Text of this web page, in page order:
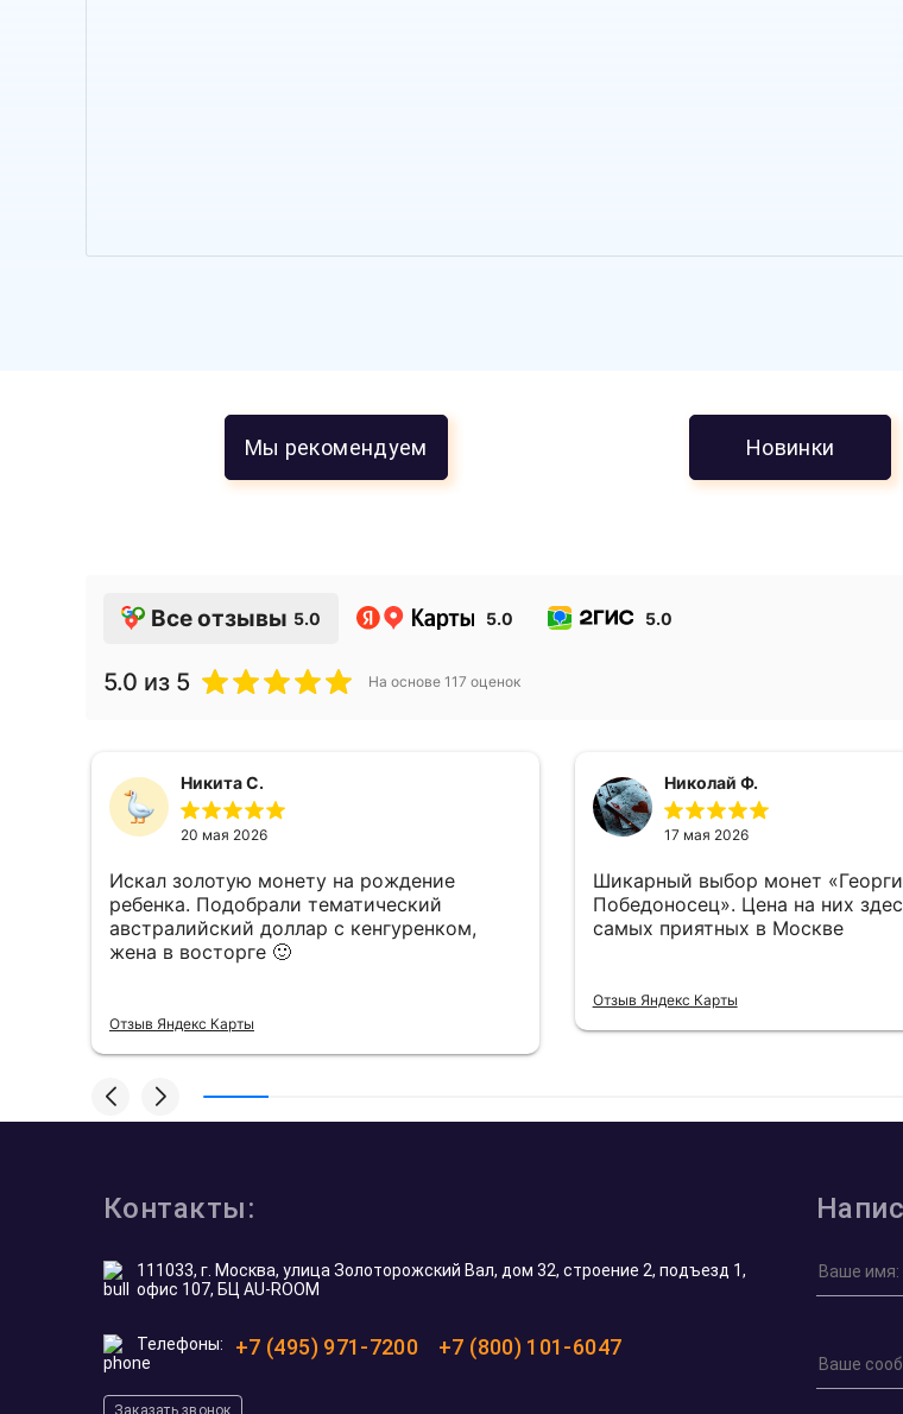
Мы рекомендуем Новинки
Все отзывы 5.0 5.0 5.0
5.0 из 5 На основе 117 оценок
Никита С.
20 мая 2026
Искал золотую монету на рождение
ребенка. Подобрали тематический
австралийский доллар с кенгуренком,
жена в восторге 🙂
Отзыв Яндекс Карты
Николай Ф.
17 мая 2026
Шикарный выбор монет
Победоносец». Цена на них
самых приятных в Москве
Отзыв Яндекс Карты
Контакты:
111033, г. Москва, улица Золоторожский Вал, дом 32, строение 2, подъезд 1,
офис 107, БЦ AU-ROOM
Телефоны: +7 (495) 971-7200 +7 (800) 101-6047
Заказать звонок